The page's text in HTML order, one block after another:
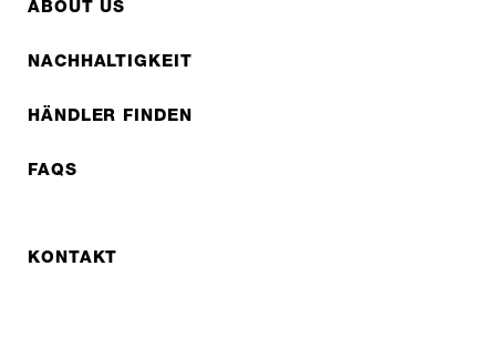
ABOUT US
NACHHALTIGKEIT
HÄNDLER FINDEN
FAQS
KONTAKT